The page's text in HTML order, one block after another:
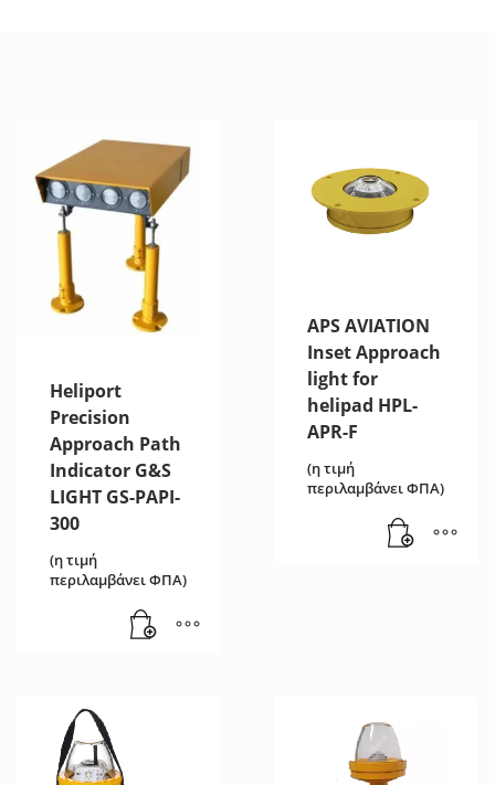
Heliport
Precision
Approach Path
Indicator G&S
LIGHT GS-PAPI-
300
(η τιμή
περιλαμβάνει ΦΠΑ)
APS AVIATION
Inset Approach
light for
helipad HPL-
APR-F
(η τιμή
περιλαμβάνει ΦΠΑ)